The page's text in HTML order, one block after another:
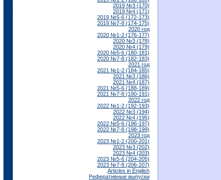
2019 №3 (170)
2019 №4 (171)
2019 №5-6 (172-173)
2019 №7-8 (174-175)
2020 год
2020 №1-2 (176-177)
2020 №3 (178)
2020 №4 (179)
2020 №5-6 (180-181)
2020 №7-8 (182-183)
2021 год
2021 №1-2 (184-185)
2021 №3 (186)
2021 №4 (187)
2021 №5-6 (188-189)
2021 №7-8 (190-191)
2022 год
2022 №1-2 (192-193)
2022 №3 (194)
2022 №4 (195)
2022 №5-6 (196-197)
2022 №7-8 (198-199)
2023 год
2023 №1-2 (200-201)
2023 №3 (202)
2023 №4 (203)
2023 №5-6 (204-205)
2023 №7-8 (206-207)
Articles in English
Реферативные выпуски